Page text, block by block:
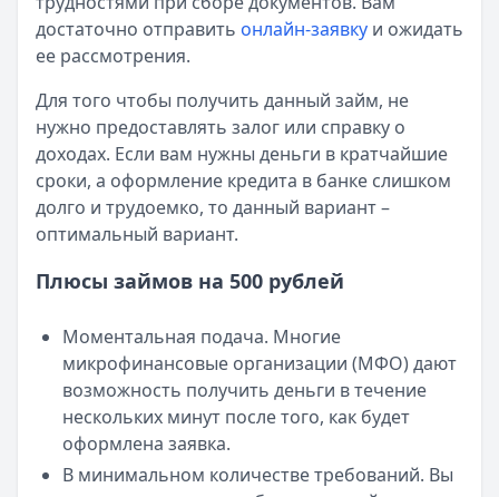
Категория:МФО
Читать новость
Все новости
достаточно отправить онлайн-заявку и ожидать
ее рассмотрения.
Для того чтобы получить данный займ, не
нужно предоставлять залог или справку о
доходах. Если вам нужны деньги в кратчайшие
сроки, а оформление кредита в банке слишком
долго и трудоемко, то данный вариант –
оптимальный вариант.
Плюсы займов на 500 рублей
Моментальная подача. Многие
микрофинансовые организации (МФО) дают
возможность получить деньги в течение
нескольких минут после того, как будет
оформлена заявка.
В минимальном количестве требований. Вы